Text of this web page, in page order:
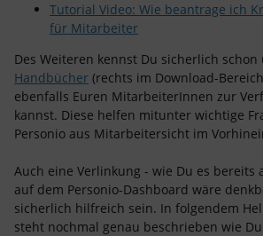
Tutorial Video: Wie beantrage ich
für Mitarbeiter
Des Weiteren kennst Du sicherlich schon
Handbücher (rechts im Download-
ebenfalls Euren MitarbeiterInnen zur
kannst. Diese helfen mitunter wichtige
Personio aus Mitarbeitersicht im
Auch eine Verlinkung - wie Du es bereits
auf dem Personio-Dashboard wäre
sicherlich hilfreich sein. In folgendem
steht nochmal genau beschrieben wie